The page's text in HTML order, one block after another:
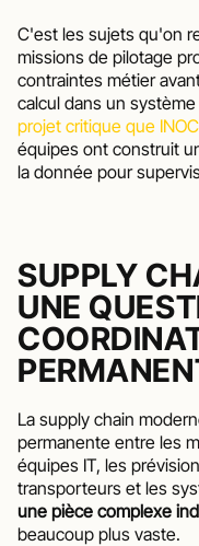
C'est les sujets qu'on
missions de pilotage
contraintes métier
projet critique que
équipes ont construit
la donnée pour
SUPPLY
UNE
La supply chain
permanente entre les
équipes IT, les
transporteurs et les
une pièce complexe
beaucoup plus vaste.